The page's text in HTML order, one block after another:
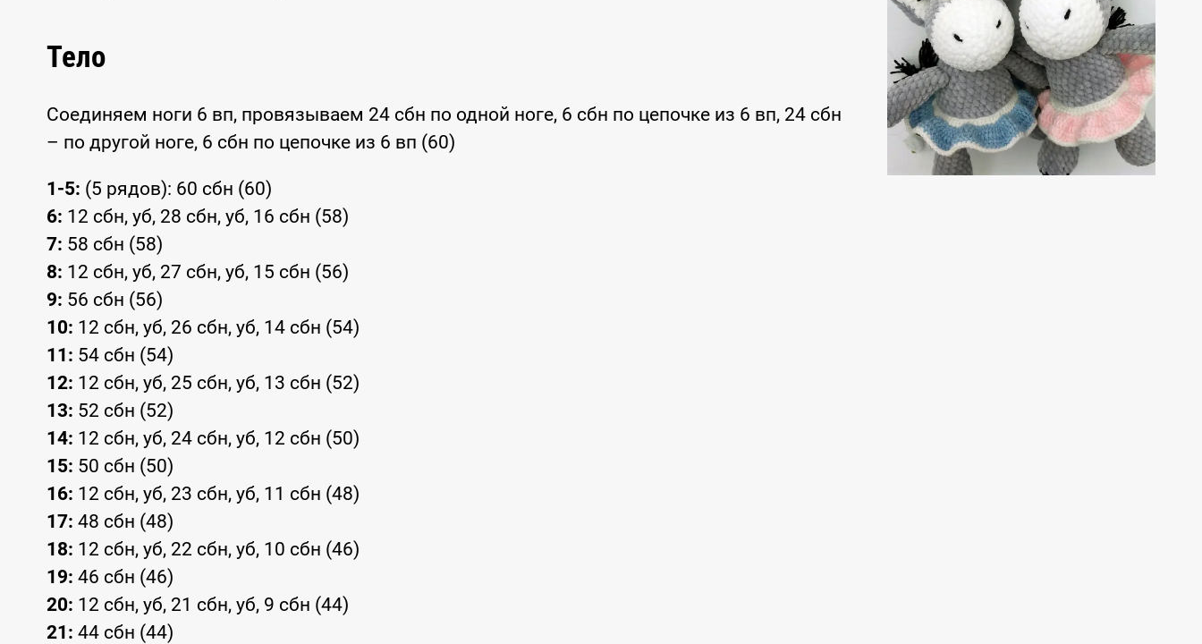
Тело
Соединяем ноги 6 вп, провязываем 24 сбн по одной ноге, 6 сбн по цепочке из 6 вп, 24 сбн
– по другой ноге, 6 сбн по цепочке из 6 вп (60)
1-5: (5 рядов): 60 сбн (60)
6: 12 сбн, уб, 28 сбн, уб, 16 сбн (58)
7: 58 сбн (58)
8: 12 сбн, уб, 27 сбн, уб, 15 сбн (56)
9: 56 сбн (56)
10: 12 сбн, уб, 26 сбн, уб, 14 сбн (54)
11: 54 сбн (54)
12: 12 сбн, уб, 25 сбн, уб, 13 сбн (52)
13: 52 сбн (52)
14: 12 сбн, уб, 24 сбн, уб, 12 сбн (50)
15: 50 сбн (50)
16: 12 сбн, уб, 23 сбн, уб, 11 сбн (48)
17: 48 сбн (48)
18: 12 сбн, уб, 22 сбн, уб, 10 сбн (46)
19: 46 сбн (46)
20: 12 сбн, уб, 21 сбн, уб, 9 сбн (44)
21: 44 сбн (44)